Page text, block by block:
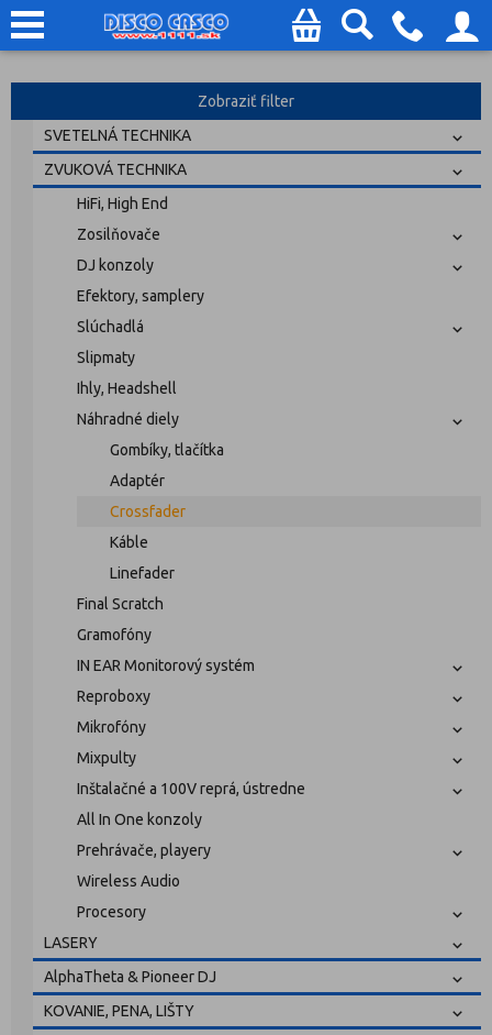
Zobraziť filter
SVETELNÁ TECHNIKA
ZVUKOVÁ TECHNIKA
HiFi, High End
Zosilňovače
DJ konzoly
Efektory, samplery
Slúchadlá
Slipmaty
Ihly, Headshell
Náhradné diely
Gombíky, tlačítka
Adaptér
Crossfader
Káble
Linefader
Final Scratch
Gramofóny
IN EAR Monitorový systém
Reproboxy
Mikrofóny
Mixpulty
Inštalačné a 100V reprá, ústredne
All In One konzoly
Prehrávače, playery
Wireless Audio
Procesory
LASERY
AlphaTheta & Pioneer DJ
KOVANIE, PENA, LIŠTY